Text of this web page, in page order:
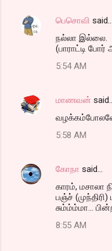
பெசொவி said…
நல்லா இல்லை.
(பாராட்டி போர்
5:54 AM
மாணவன் said…
5:58 AM
கோநா said…
காரம், மசாலா
பஞ்ச் (முந்திரி)
சும்ம்ம்மா...
8:55 AM